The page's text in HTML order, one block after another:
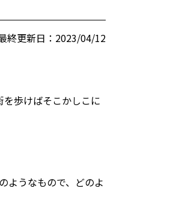
終更新日：2023/04/12
歩けばそこかしこに
ようなもので、どのよ